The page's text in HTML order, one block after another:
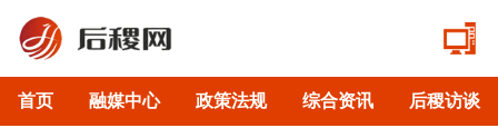
首页 融媒中心 政策法规 综合资讯 后稷访谈